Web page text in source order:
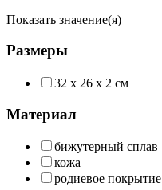
Показать значение(я)
Размеры
32 х 26 х 2 см
Материал
бижутерный сплав
кожа
родиевое покрытие